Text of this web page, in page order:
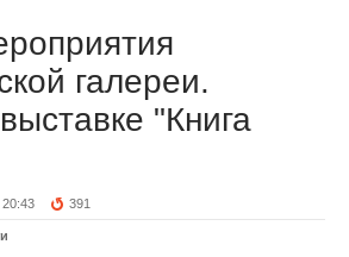
галереи.
"Книга
391